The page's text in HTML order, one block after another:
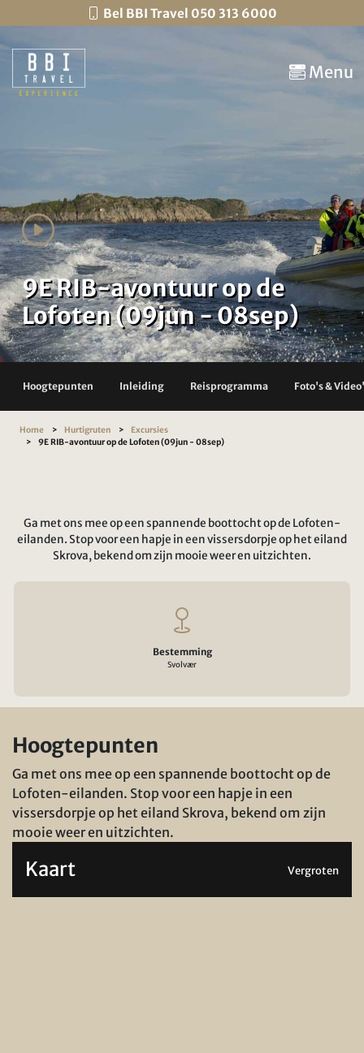
Bel BBI Travel 050 313 6000
Menu
9E RIB-avontuur op de
Lofoten (09jun - 08sep)
Hoogtepunten Inleiding Reisprogramma Foto's &
Home Hurtigruten
Excursies
9E RIB-avontuur op de Lofoten (09jun - 08sep)
Ga met ons mee op een spannende boottocht op de Lofoten-
eilanden. Stop voor een hapje in een vissersdorpje op het eiland
Skrova, bekend om zijn mooie weer en uitzichten.
Bestemming
Svolvær
Hoogtepunten
Ga met ons mee op een spannende boottocht op de
Lofoten-eilanden. Stop voor een hapje in een
vissersdorpje op het eiland Skrova, bekend om zijn
mooie weer en uitzichten.
Kaart Vergroten